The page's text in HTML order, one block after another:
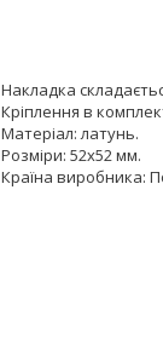
Накладка
Кріплення в
Матеріал: латунь.
Розміри: 52x52 мм.
Країна виробника: